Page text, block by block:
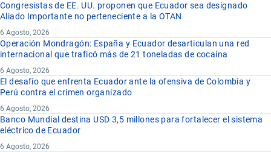
Congresistas de EE. UU. proponen que Ecuador sea designado
Aliado Importante no perteneciente a la OTAN
6 Agosto, 2026
Operación Mondragón: España y Ecuador desarticulan una red
internacional que traficó más de 21 toneladas de cocaína
6 Agosto, 2026
El desafío que enfrenta Ecuador ante la ofensiva de Colombia y
Perú contra el crimen organizado
6 Agosto, 2026
Banco Mundial destina USD 3,5 millones para fortalecer el sistema
eléctrico de Ecuador
6 Agosto, 2026